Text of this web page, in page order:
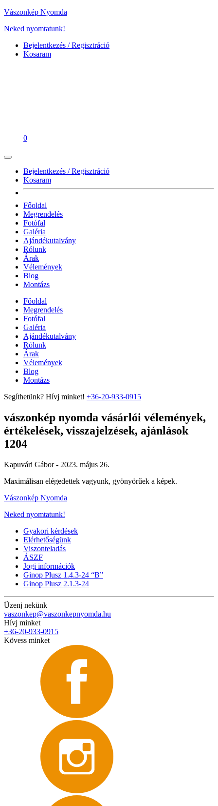
Vászonkép Nyomda
Neked nyomtatunk!
Bejelentkezés / Regisztráció
Kosaram
0
Bejelentkezés / Regisztráció
Kosaram
Főoldal
Megrendelés
Fotófal
Galéria
Ajándékutalvány
Rólunk
Árak
Vélemények
Blog
Montázs
Főoldal
Megrendelés
Fotófal
Galéria
Ajándékutalvány
Rólunk
Árak
Vélemények
Blog
Montázs
Segíthetünk? Hívj minket! +36-20-933-0915
vászonkép nyomda vásárlói vélemények,
értékelések, visszajelzések, ajánlások
1204
Kapuvári Gábor - 2023. május 26.
Maximálisan elégedettek vagyunk, gyönyörűek a képek.
Vászonkép Nyomda
Neked nyomtatunk!
Gyakori kérdések
Elérhetőségünk
Viszonteladás
ÁSZF
Jogi információk
Ginop Plusz 1.4.3-24 “B”
Ginop Plusz 2.1.3-24
Üzenj nekünk
vaszonkep@vaszonkepnyomda.hu
Hívj minket
+36-20-933-0915
Kövess minket